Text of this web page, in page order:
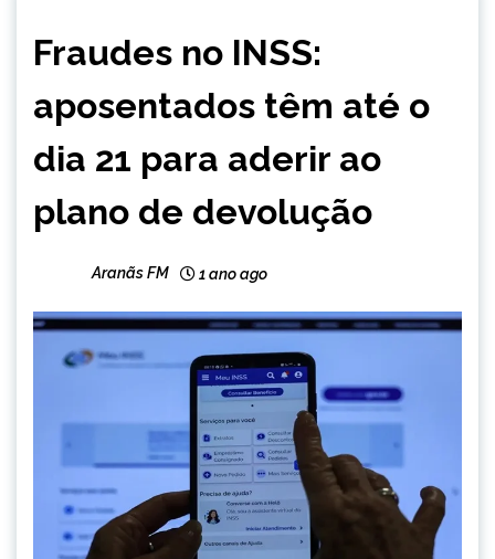
NOTÍCIAS
Fraudes no INSS:
aposentados têm até o
dia 21 para aderir ao
plano de devolução
Aranãs FM 1 ano ago